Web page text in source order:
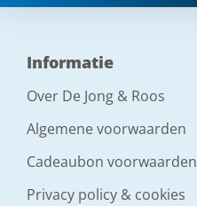
Informatie
Over De Jong & Roos
Algemene voorwaarden
Cadeaubon voorwaarden
Privacy policy & cookies